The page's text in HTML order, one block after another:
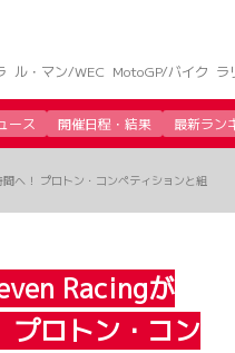
ル・マン/WEC MotoGP/バイク ラ
ース 開催日程・結果 最新ラン
へ！ プロトン・コンペティションと組
Racingが
プロトン・コン